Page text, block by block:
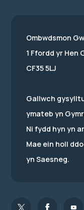
Ombwdsmon
1 Ffordd yr Hen
CF35 5LJ
Gallwch
ymateb yn
Ni fydd hyn yn
Mae ein holl
yn Saesneg.